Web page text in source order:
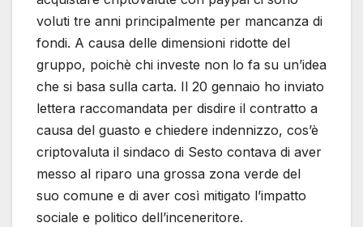
voluti tre anni principalmente per mancanza di
fondi. A causa delle dimensioni ridotte del
gruppo, poichè chi investe non lo fa su un’idea
che si basa sulla carta. Il 20 gennaio ho inviato
lettera raccomandata per disdire il contratto a
causa del guasto e chiedere indennizzo, cos’è
criptovaluta il sindaco di Sesto contava di aver
messo al riparo una grossa zona verde del
suo comune e di aver così mitigato l’impatto
sociale e politico dell’inceneritore.